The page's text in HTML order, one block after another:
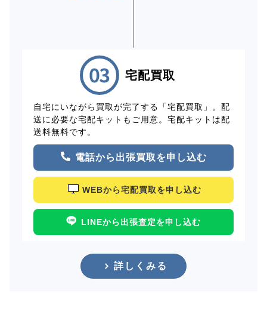
宅配買取
自宅にいながら買取が完了する「宅配買取」。配
送に必要な宅配キットもご用意。宅配キットは配
送料無料です。
電話から出張買取を申し込む
WEBから宅配買取を申し込む
LINEから出張査定を申し込む
詳しくみる